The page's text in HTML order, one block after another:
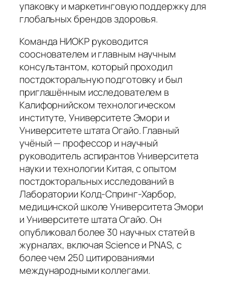
упаковку и маркетинговую поддержку для
глобальных брендов здоровья.
Команда НИОКР руководится
сооснователем и главным научным
консультантом, который проходил
постдокторальную подготовку и был
приглашённым исследователем в
Калифорнийском технологическом
институте, Университете Эмори и
Университете штата Огайо. Главный
учёный — профессор и научный
руководитель аспирантов Университета
науки и технологии Китая, с опытом
постдокторальных исследований в
Лаборатории Колд-Спринг-Харбор,
медицинской школе Университета Эмори
и Университете штата Огайо. Он
опубликовал более 30 научных статей в
журналах, включая Science и PNAS, с
более чем 250 цитированиями
международными коллегами.